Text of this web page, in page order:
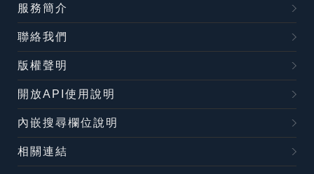
服務簡介
聯絡我們
版權聲明
開放API使用說明
內嵌搜尋欄位說明
相關連結